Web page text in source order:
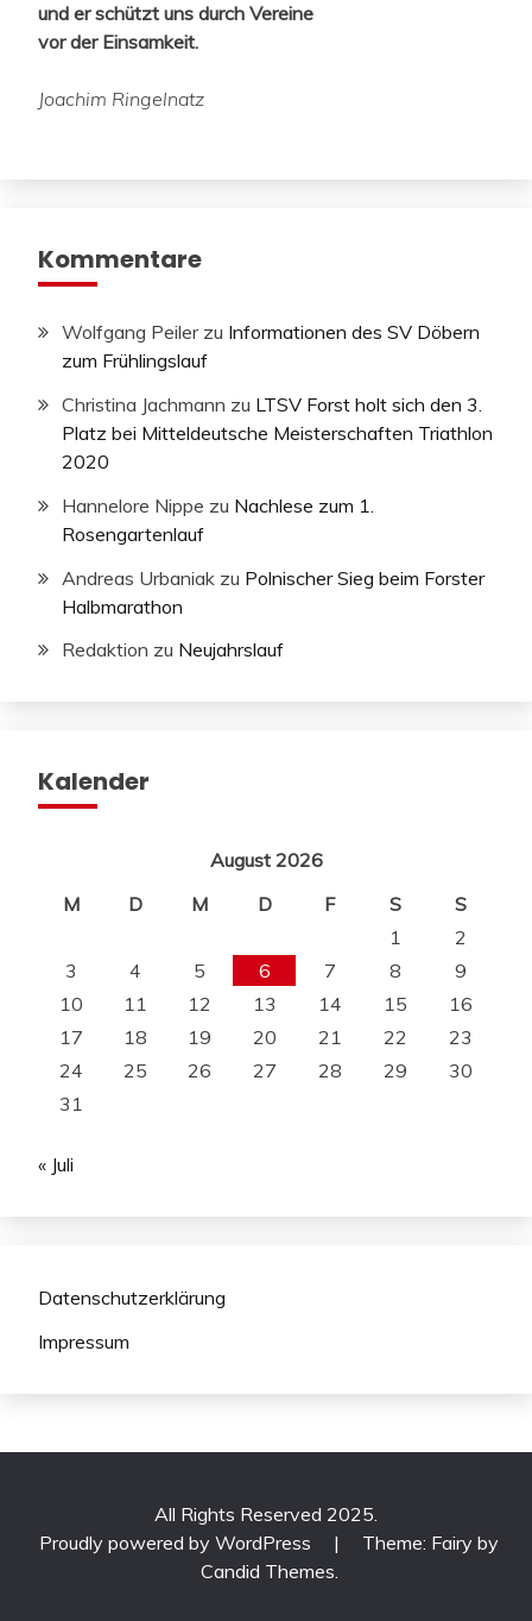
und er schützt uns durch Vereine
vor der Einsamkeit.
Joachim Ringelnatz
Kommentare
Wolfgang Peilerzu Informationen des SV Döbern
zum Frühlingslauf
Christina Jachmann zu LTSV Forst holt sich den 3.
Platz bei Mitteldeutsche Meisterschaften Triathlon
2020
Hannelore Nippe zu Nachlese zum 1.
Rosengartenlauf
Andreas Urbaniak zu Polnischer Sieg beim Forster
Halbmarathon
Redaktion zu Neujahrslauf
Kalender
August 2026
M
D M D F S
S
1
2
3
4 5 6 7 8
9
10
11 12 13 14 15
16
17
18 19 20 21 22
23
24
25 26 27 28 29
30
31
« Juli
Datenschutzerklärung
Impressum
All Rights Reserved 2025.
Proudly powered by WordPress
|
Theme: Fairy by
Candid Themes.